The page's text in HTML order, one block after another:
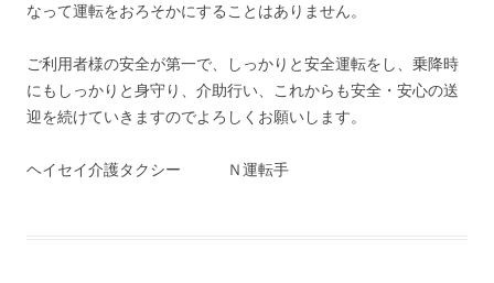
なって運転をおろそかにすることはありません。
ご利用者様の安全が第一で、しっかりと安全運転をし、乗降時
にもしっかりと身守り、介助行い、これからも安全・安心の送
迎を続けていきますのでよろしくお願いします。
ヘイセイ介護タクシー Ｎ運転手